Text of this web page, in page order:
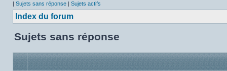
| Sujets sans réponse | Sujets actifs
Index du forum
Sujets sans réponse